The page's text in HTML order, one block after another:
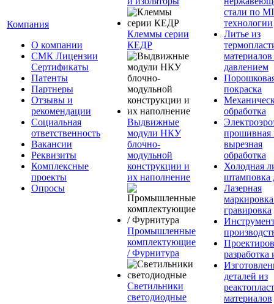
Компания
О компании
СМК Лицензии
Сертификаты
Патенты
Партнеры
Отзывы и
рекомендации
Социальная
ответственность
Вакансии
Реквизиты
Комплексные
проекты
Опросы
Клеммы серии
КЕДР
Выдвижные
модули НКУ
блочно-
модульной
конструкции и
их наполнение
Промышленные
комплектующие
/ Фурнитура
Светильники
светодиодные
стали по
технологии
Литье из
давлением
покраска
обработка
прошивная
вырезная
обработка
Холодная
штамповка
Лазерная
гравировка
разработка
деталей из
материалов